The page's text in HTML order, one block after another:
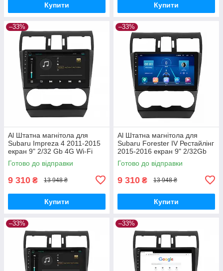
Купити Купити
–33%
Al Штатна магнітола для
Subaru Impreza 4 2011-2015
екран 9" 2/32 Gb 4G Wi-Fi
GPS Top Android
Готово до відправки
9 310 ₴ 13 948 ₴
Купити
–33%
Al Штатна магнітола для
Subaru Forester IV Рестайлінг
2015-2016 екран 9" 2/32Gb
4G Wi-Fi GPS Top Android
Готово до відправки
9 310 ₴ 13 948 ₴
Купити
–33% –33%